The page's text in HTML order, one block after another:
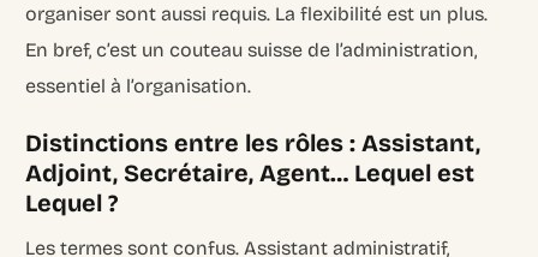
organiser sont aussi requis. La flexibilité est un plus.
En bref, c’est un couteau suisse de l’administration,
essentiel à l’organisation.
Distinctions entre les rôles : Assistant,
Adjoint, Secrétaire, Agent… Lequel est
Lequel ?
Les termes sont confus. Assistant administratif,